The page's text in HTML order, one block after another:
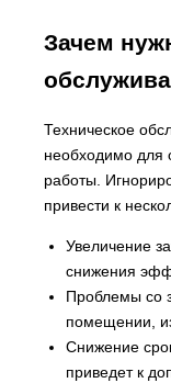
Зачем
Техническое
необходимо для
работы.
привести к
Увеличение
снижения
Проблемы со
помещении,
Снижение
приведет к